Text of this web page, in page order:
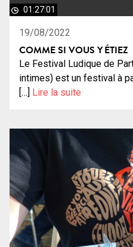
01:27:01
19/08/2022
COMME SI VOUS Y ÉTIEZ
Le Festival Ludique de
intimes) est un festival à
[…]
Lire la suite